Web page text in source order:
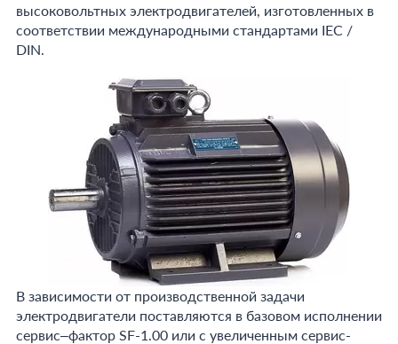
высоковольтных электродвигателей, изготовленных в
соответствии международными стандартами IEC /
DIN.
В зависимости от производственной задачи
электродвигатели поставляются в базовом исполнении
сервис–фактор SF-1.00 или с увеличенным сервис-